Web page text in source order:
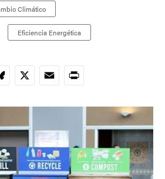
Climático
Eficiencia Energética
X EmailPrint